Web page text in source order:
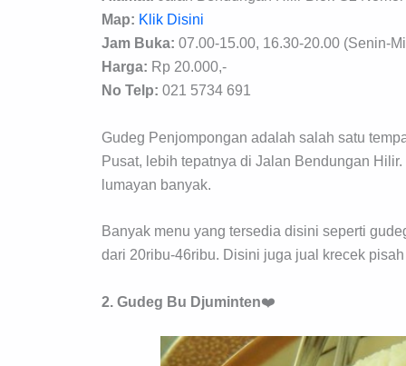
Map: Klik Disini
Jam Buka: 07.00-15.00, 16.30-20.00 (Senin-
Harga: Rp 20.000,-
No Telp: 021 5734 691
Gudeg Penjompongan adalah salah satu
Pusat, lebih tepatnya di Jalan Bendungan
lumayan banyak.
Banyak menu yang tersedia disini seperti
dari 20ribu-46ribu. Disini juga jual krecek
2. Gudeg Bu Djuminten❤️